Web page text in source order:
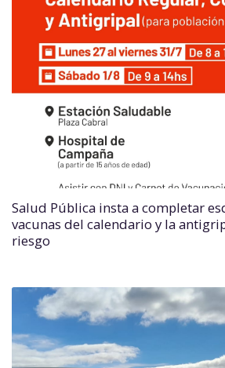
Salud Pública insta a completar
vacunas del calendario y la
riesgo